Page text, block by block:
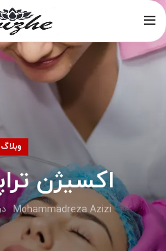
وبلاگ
اکسیژن
Mohammadreza Azizi